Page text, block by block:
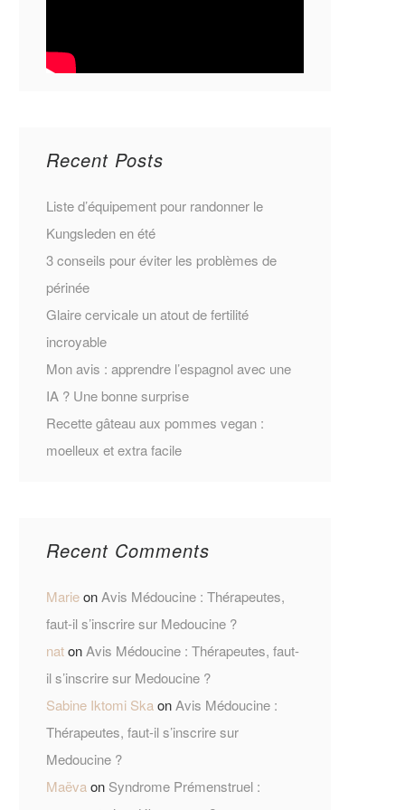
Recent Posts
Liste d’équipement pour randonner le
Kungsleden en été
3 conseils pour éviter les problèmes de
périnée
Glaire cervicale un atout de fertilité
incroyable
Mon avis : apprendre l’espagnol avec une
IA ? Une bonne surprise
Recette gâteau aux pommes vegan :
moelleux et extra facile
Recent Comments
MarieonAvis Médoucine : Thérapeutes,
faut-il s’inscrire sur Medoucine ?
natonAvis Médoucine : Thérapeutes, faut-
il s’inscrire sur Medoucine ?
Sabine Iktomi SkaonAvis Médoucine :
Thérapeutes, faut-il s’inscrire sur
Medoucine ?
Maëvaon Syndrome Prémenstruel :